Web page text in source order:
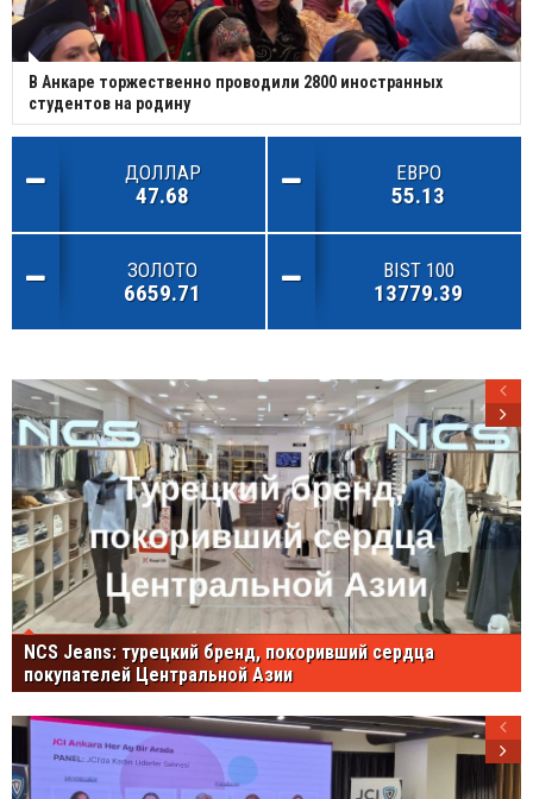
В Анкаре торжественно проводили 2800 иностранных
студентов на родину
ДОЛЛАР
47.68
ЕВРО
55.13
ЗОЛОТО
6659.71
BIST 100
13779.39
NCS Jeans: турецкий бренд, покоривший сердца
покупателей Центральной Азии